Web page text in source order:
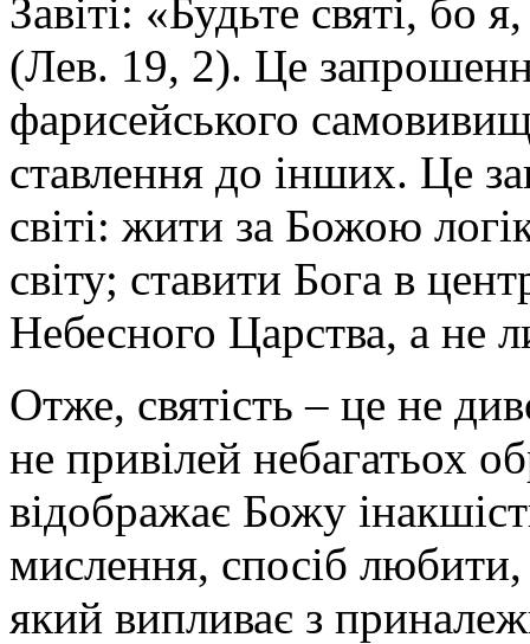
Завіті: «Будьте святі, бо
(Лев. 19, 2). Це
фарисейського
ставлення до інших. Це
світі: жити за Божою
світу; ставити Бога в
Небесного Царства, а не
Отже, святість – це не
не привілей небагатьох
відображає Божу
мислення, спосіб
який випливає з